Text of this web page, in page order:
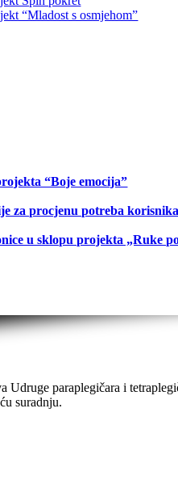
“Mladost s osmjehom”
“Boje emocija”
za procjenu potreba
u sklopu projekta „Ruke
Udruge paraplegičara i
suradnju.